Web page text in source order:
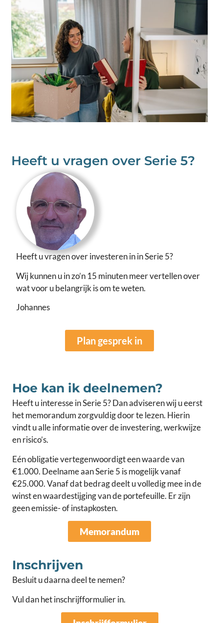
Heeft u vragen over Serie 5?
Heeft u vragen over investeren in in Serie 5?
Wij kunnen u in zo’n 15 minuten meer vertellen over
wat voor u belangrijk is om te weten.
Johannes
Plan gesprek in
Hoe kan ik deelnemen?
Heeft u interesse in Serie 5? Dan adviseren wij u eerst
het memorandum zorgvuldig door te lezen. Hierin
vindt u alle informatie over de investering, werkwijze
en risico’s.
Eén obligatie vertegenwoordigt een waarde van
€1.000. Deelname aan Serie 5 is mogelijk vanaf
€25.000. Vanaf dat bedrag deelt u volledig mee in de
winst en waardestijging van de portefeuille. Er zijn
geen emissie- of instapkosten.
Memorandum
Inschrijven
Besluit u daarna deel te nemen?
Vul dan het inschrijfformulier in.